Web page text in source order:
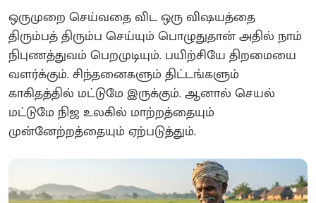
ஒருமுறை செய்வதை விட ஒரு விஷயத்தை
திரும்பத் திரும்ப செய்யும் பொழுதுதான் அதில் நாம்
நிபுணத்துவம் பெறமுடியும். பயிற்சியே திறமையை
வளர்க்கும். சிந்தனைகளும் திட்டங்களும்
காகிதத்தில் மட்டுமே இருக்கும். ஆனால் செயல்
மட்டுமே நிஜ உலகில் மாற்றத்தையும்
முன்னேற்றத்தையும் ஏற்படுத்தும்.